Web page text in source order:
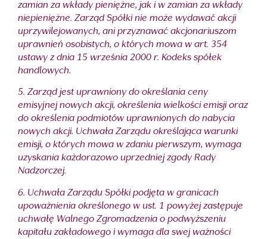
zamian za wkłady pieniężne, jak i w zamian za wkłady
niepieniężne. Zarząd Spółki nie może wydawać akcji
uprzywilejowanych, ani przyznawać akcjonariuszom
uprawnień osobistych, o których mowa w art. 354
ustawy z dnia 15 września 2000 r. Kodeks spółek
handlowych.
5. Zarząd jest uprawniony do określania ceny
emisyjnej nowych akcji, określenia wielkości emisji oraz
do określenia podmiotów uprawnionych do nabycia
nowych akcji. Uchwała Zarządu określająca warunki
emisji, o których mowa w zdaniu pierwszym, wymaga
uzyskania każdorazowo uprzedniej zgody Rady
Nadzorczej.
6. Uchwała Zarządu Spółki podjęta w granicach
upoważnienia określonego w ust. 1 powyżej zastępuje
uchwałę Walnego Zgromadzenia o podwyższeniu
kapitału zakładowego i wymaga dla swej ważności